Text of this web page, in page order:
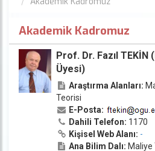
Akademik Kadromuz
Prof. Dr. Fazıl TEKİN
Üyesi)
Araştırma Alanları:
Teorisi
E-Posta:
Dahili Telefon: 1170
Kişisel Web Alanı: -
Ana Bilim Dalı: Maliye